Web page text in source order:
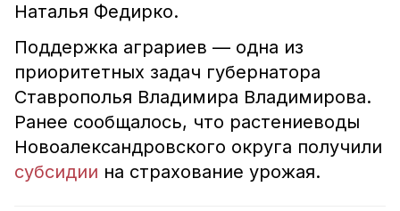
Наталья Федирко.
Поддержка аграриев — одна из
приоритетных задач губернатора
Ставрополья Владимира Владимирова.
Ранее сообщалось, что растениеводы
Новоалександровского округа получили
субсидии на страхование урожая.